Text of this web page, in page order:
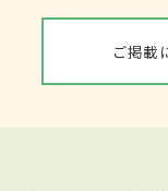
ご掲載